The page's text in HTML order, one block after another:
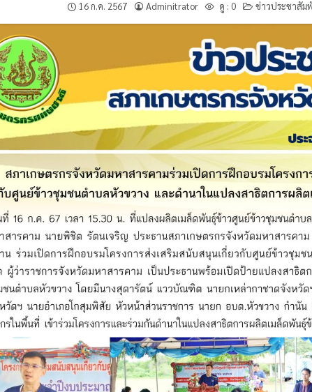
16 ก.ค. 2567 Adminitrator ดู : 0 ข่าวประชาสัม